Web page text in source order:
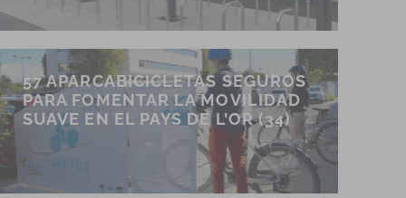
57 APARCABICICLETAS SEGUROS
PARA FOMENTAR LA MOVILIDAD
SUAVE EN EL PAYS DE L’OR (34)